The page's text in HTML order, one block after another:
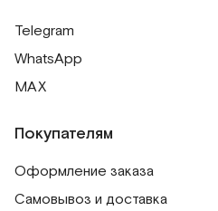
Telegram
WhatsApp
MAX
Покупателям
Оформление заказа
Самовывоз и доставка